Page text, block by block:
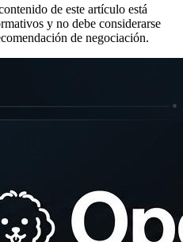
de este artículo está
y no debe considerarse
de negociación.